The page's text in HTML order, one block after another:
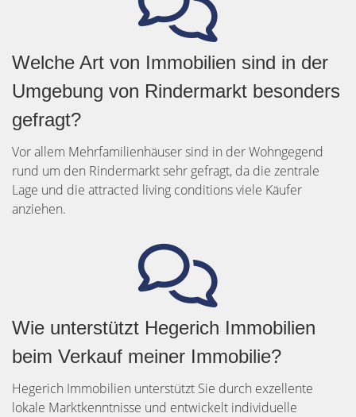
Welche Art von Immobilien sind in der
Umgebung von Rindermarkt besonders
gefragt?
Vor allem Mehrfamilienhäuser sind in der Wohngegend
rund um den Rindermarkt sehr gefragt, da die zentrale
Lage und die attracted living conditions viele Käufer
anziehen.
Wie unterstützt Hegerich Immobilien
beim Verkauf meiner Immobilie?
Hegerich Immobilien unterstützt Sie durch exzellente
lokale Marktkenntnisse und entwickelt individuelle